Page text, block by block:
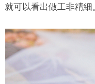
就可以看出做工非精細。